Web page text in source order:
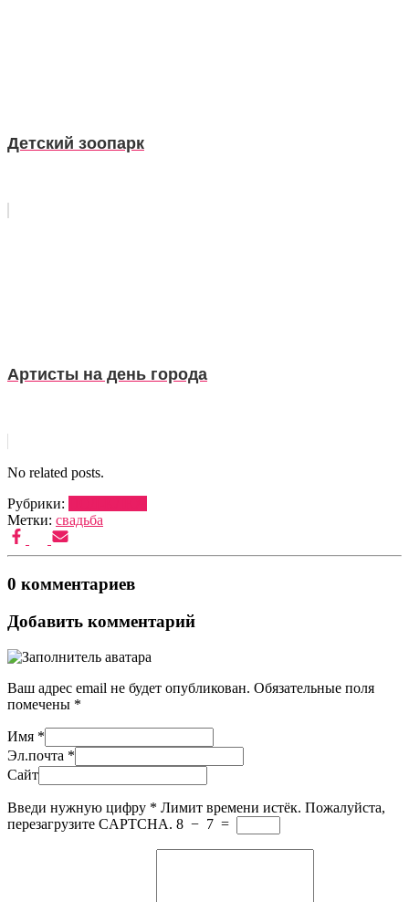
Детский зоопарк
Артисты на день города
No related posts.
Рубрики:
Метки: свадьба
0 комментариев
Добавить комментарий
Ваш адрес email не будет опубликован. Обязательные поля
помечены *
Имя *
Эл.почта *
Сайт
Введи нужную цифру * Лимит времени истёк. Пожалуйста,
перезагрузите CAPTCHA. 8 − 7 =